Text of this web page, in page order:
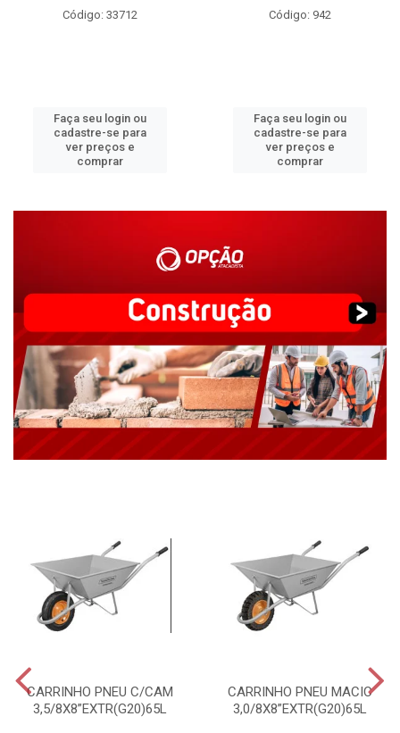
Código: 33712
Faça seu login ou
cadastre-se para
ver preços e
comprar
Código: 942
Faça seu login ou
cadastre-se para
ver preços e
comprar
CARRINHO PNEU C/CAM
3,5/8X8”EXTR(G20)65L
CARRINHO PNEU MACIC
3,0/8X8”EXTR(G20)65L